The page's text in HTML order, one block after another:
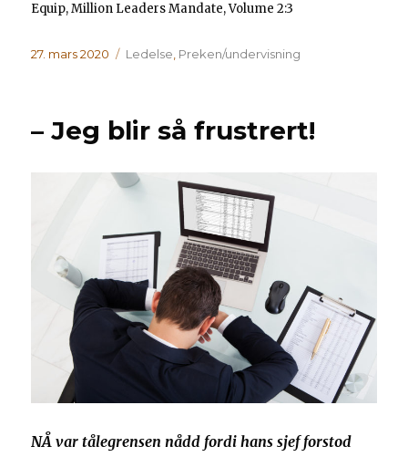
Equip, Million Leaders Mandate, Volume 2:3
Publisert
27. mars 2020 Kategorier
Ledelse, Preken/undervisning
– Jeg blir så frustrert!
NÅ var tålegrensen nådd fordi hans sjef forstod